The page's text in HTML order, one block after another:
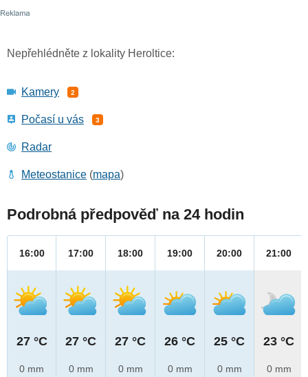
Nepřehlédněte z lokality Heroltice:
Kamery 2
Počasí u vás 3
Radar
Meteostanice (mapa)
Podrobná předpověď na 24 hodin
16:00
27 °C
0 mm
17:00
27 °C
0 mm
18:00
27 °C
0 mm
19:00
26 °C
0 mm
20:00
25 °C
0 mm
21:00
23 °C
0 mm